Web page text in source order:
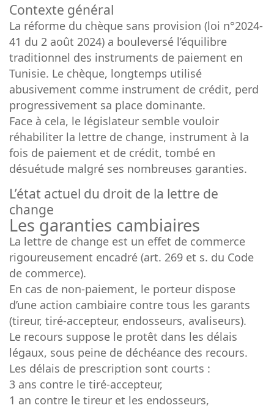
Contexte général
La réforme du chèque sans provision (loi n°2024-
41 du 2 août 2024) a bouleversé l’équilibre
traditionnel des instruments de paiement en
Tunisie. Le chèque, longtemps utilisé
abusivement comme instrument de crédit, perd
progressivement sa place dominante.
Face à cela, le législateur semble vouloir
réhabiliter la lettre de change, instrument à la
fois de paiement et de crédit, tombé en
désuétude malgré ses nombreuses garanties.
L’état actuel du droit de la lettre de
change
Les garanties cambiaires
La lettre de change est un effet de commerce
rigoureusement encadré (art. 269 et s. du Code
de commerce).
En cas de non-paiement, le porteur dispose
d’une action cambiaire contre tous les garants
(tireur, tiré-accepteur, endosseurs, avaliseurs).
Le recours suppose le protêt dans les délais
légaux, sous peine de déchéance des recours.
Les délais de prescription sont courts :
3 ans contre le tiré-accepteur,
1 an contre le tireur et les endosseurs,